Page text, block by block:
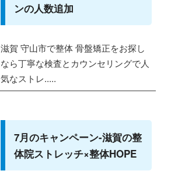
ンの人数追加
滋賀 守山市で整体 骨盤矯正をお探し
なら丁寧な検査とカウンセリングで人
気なストレ.....
7月のキャンペーン-滋賀の整
体院ストレッチ×整体HOPE